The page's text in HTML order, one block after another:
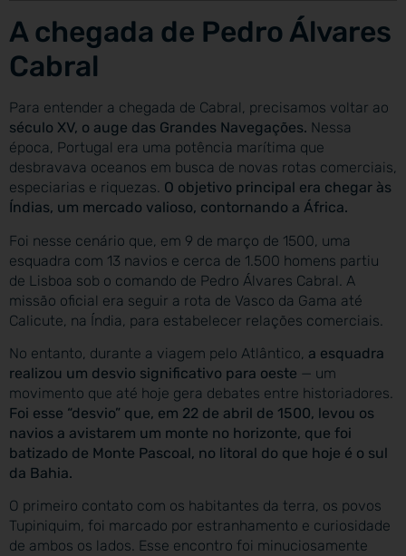
A chegada de Pedro Álvares
Cabral
Para entender a chegada de Cabral, precisamos voltar ao
século XV, o auge das Grandes Navegações. Nessa
época, Portugal era uma potência marítima que
desbravava oceanos em busca de novas rotas comerciais,
especiarias e riquezas. O objetivo principal era chegar às
Índias, um mercado valioso, contornando a África.
Foi nesse cenário que, em 9 de março de 1500, uma
esquadra com 13 navios e cerca de 1.500 homens partiu
de Lisboa sob o comando de Pedro Álvares Cabral. A
missão oficial era seguir a rota de Vasco da Gama até
Calicute, na Índia, para estabelecer relações comerciais.
No entanto, durante a viagem pelo Atlântico, a esquadra
realizou um desvio significativo para oeste — um
movimento que até hoje gera debates entre historiadores.
Foi esse “desvio” que, em 22 de abril de 1500, levou os
navios a avistarem um monte no horizonte, que foi
batizado de Monte Pascoal, no litoral do que hoje é o sul
da Bahia.
O primeiro contato com os habitantes da terra, os povos
Tupiniquim, foi marcado por estranhamento e curiosidade
de ambos os lados. Esse encontro foi minuciosamente